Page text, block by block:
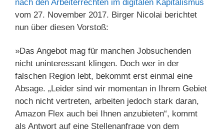
nach den Arbeiterrechten im digitalen Kapitalismus
vom 27. November 2017. Birger Nicolai berichtet
nun über diesen Vorstoß:
»Das Angebot mag für manchen Jobsuchenden
nicht uninteressant klingen. Doch wer in der
falschen Region lebt, bekommt erst einmal eine
Absage. „Leider sind wir momentan in Ihrem Gebiet
noch nicht vertreten, arbeiten jedoch stark daran,
Amazon Flex auch bei Ihnen anzubieten“, kommt
als Antwort auf eine Stellenanfrage von dem